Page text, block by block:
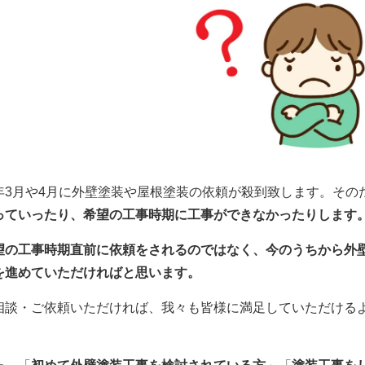
3月や4月に外壁塗装や屋根塗装の依頼が殺到致します。その
ていったり、希望の工事時期に工事ができなかったりします
の工事時期直前に依頼をされるのではなく、今のうちから外
進めていただければと思います。
談・ご依頼いただければ、我々も皆様に満足していただける